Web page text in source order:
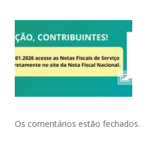
Os comentários estão fechados.